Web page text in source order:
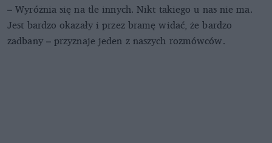
– Wyróżnia się na tle innych. Nikt takiego u nas nie ma.
Jest bardzo okazały i przez bramę widać, że bardzo
zadbany – przyznaje jeden z naszych rozmówców.